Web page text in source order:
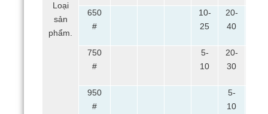
Loại
sản
phẩm.
650
#
10-
25
20-
40
750
#
5-
10
20-
30
950
#
5-
10